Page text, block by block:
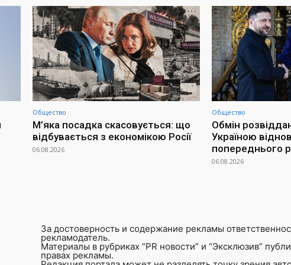
Общество
М’яка посадка скасовується: що
відбувається з економікою Росії
06.08.2026
Общество
Обмін
Україною
попереднього
06.08.2026
За достоверность и содержание рекламы
рекламодатель.
Материалы в рубриках “PR новости” и “Эксклюзив”
правах рекламы.